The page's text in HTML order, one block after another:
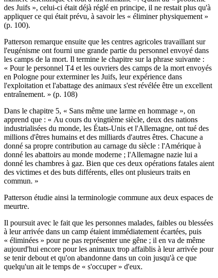
des Juifs », celui-ci était déjà réglé en principe, il ne restait plus qu'à
appliquer ce qui était prévu, à savoir les « éliminer physiquement »
(p. 100).
Patterson remarque ensuite que les centres agricoles travaillant sur
l'eugénisme ont fourni une grande partie du personnel envoyé dans
les camps de la mort. Il termine le chapitre sur la phrase suivante :
« Pour le personnel T4 et les ouvriers des camps de la mort envoyés
en Pologne pour exterminer les Juifs, leur expérience dans
l'exploitation et l'abattage des animaux s'est révélée être un excellent
entraînement. » (p. 108)
Dans le chapitre 5, « Sans même une larme en hommage », on
apprend que : « Au cours du vingtième siècle, deux des nations
industrialisées du monde, les États-Unis et l'Allemagne, ont tué des
millions d'êtres humains et des milliards d'autres êtres. Chacune a
donné sa propre contribution au carnage du siècle : l'Amérique à
donné les abattoirs au monde moderne ; l'Allemagne nazie lui a
donné les chambres à gaz. Bien que ces deux opérations fatales aient
des victimes et des buts différents, elles ont plusieurs traits en
commun. »
Patterson étudie ainsi la terminologie commune aux deux espaces de
meurtre.
Il poursuit avec le fait que les personnes malades, faibles ou blessées
à leur arrivée dans un camp étaient immédiatement écartées, puis
« éliminées » pour ne pas représenter une gêne ; il en va de même
aujourd'hui encore pour les animaux trop affaiblis à leur arrivée pour
se tenir debout et qu'on abandonne dans un coin jusqu'à ce que
quelqu'un ait le temps de « s'occuper » d'eux.